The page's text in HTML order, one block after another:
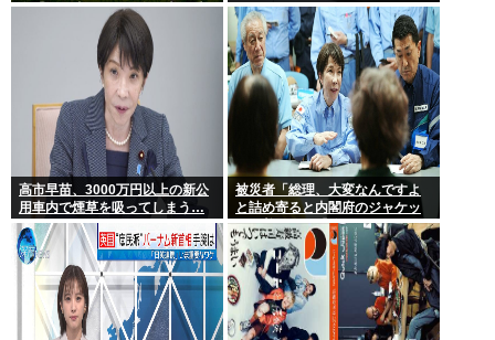
女「いい歳した男で自転車に乗
るのは知的障がい者だけだよ？
高市早苗、3000万円以上の新公
用車内で煙草を吸ってしまう…
被災者「総理、大変なんですよ
と詰め寄ると内閣府のジャケッ
トを着た人に『静かに 』とすご
まれた」